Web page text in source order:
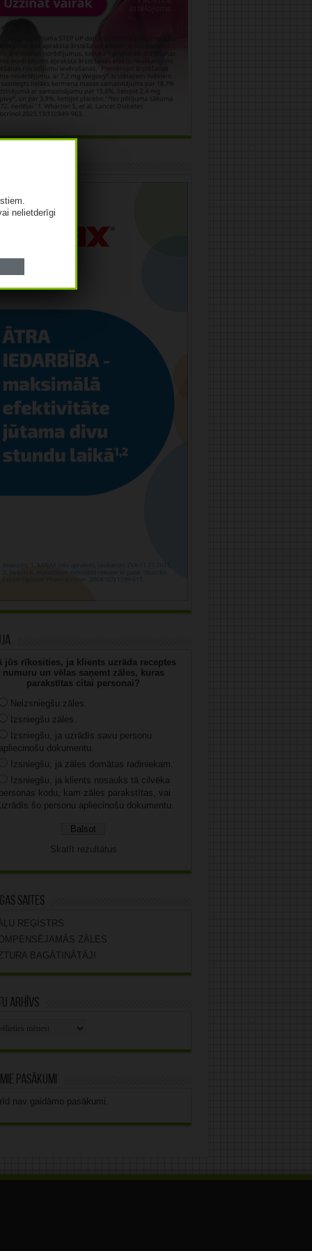
jūs rīkosities, ja klients uzrāda receptes
numuru un vēlas saņemt zāles, kuras
parakstītas citai personai?
Neizsniegšu zāles.
Izsniegšu zāles.
Izsniegšu, ja uzrādīs savu personu
dokumentu.
Izsniegšu, ja zāles domātas radiniekam.
Izsniegšu, ja klients nosauks tā cilvēka
kodu, kam zāles parakstītas, vai
šo personu apliecinošu dokumentu.
Skatīt rezultātus
saites
REĢISTRS
ZĀLES
BAGĀTINĀTĀJI
arhīvs
pasākumi
nav gaidāmo pasākumi.
nelietderīgi